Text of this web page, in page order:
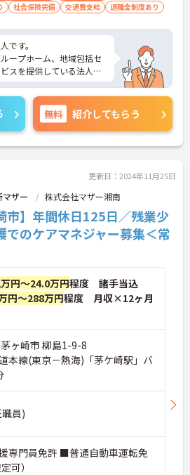
社会保険完備 交通費支給 退職金制度あり
です。
ープホーム、地域包括セ
スを提供している法人で
対策ポイントなど、さら
のでお気軽にご相談くだ
無料 紹介してもらう
更新日：2024年11月25日
ザー 株式会社マザー湘南
市】年間休日125日／残業少
のケアマネジャー募集＜常
円～24.0万円程度 諸手当込
円～288万円程度 月収×12ヶ月
ヶ崎市 柳島1-9-8
本線(東京－熱海)「茅ケ崎駅」バ
員)
専門員免許 ■普通自動車運転免
可）